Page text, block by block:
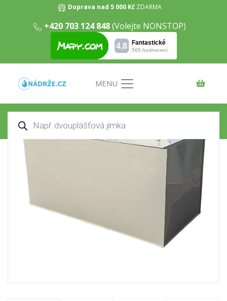
Doprava nad 5 000 Kč ZDARMA
+420 703 124 848(Volejte NONSTOP)
MENU
Products
search
Dvouplášťová hranatá jímka 4m3
Odpadní jímky/ Dvouplášťová hranatá jímka
4m3